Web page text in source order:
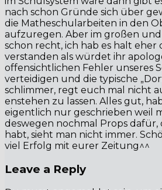
nach schon Gründe sich über
die Matheschularbeiten in den
aufzuregen. Aber im großen
schon recht, ich hab es halt eher
verstanden als würdet ihr
offensichtlichen Fehler unseres
verteidigen und die typische
schlimmer, regt euch mal nicht
enstehen zu lassen. Alles gut,
eigentlich nur geschrieben weil
deswegen nochmal Props dafür,
habt, sieht man nicht immer.
viel Erfolg mit eurer Zeitung^^
Leave a Reply